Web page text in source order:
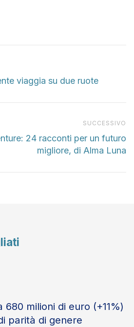
viaggia su due ruote
SUCCESSIVO
24 racconti per un futuro
migliore, di Alma Luna
milioni di euro (+11%)
parità di genere